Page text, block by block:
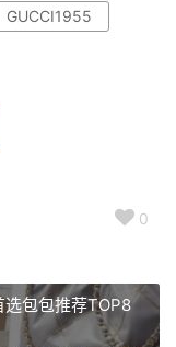
GUCCI1955
0
包包推荐TOP8